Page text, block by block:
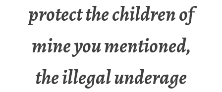
protect the children of
mine you mentioned,
the illegal underage